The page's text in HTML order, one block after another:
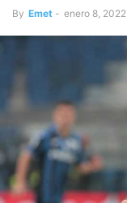
By Emet - enero 8, 2022